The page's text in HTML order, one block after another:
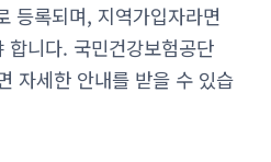
등록되며, 지역가입자라면
합니다. 국민건강보험공단
자세한 안내를 받을 수 있습